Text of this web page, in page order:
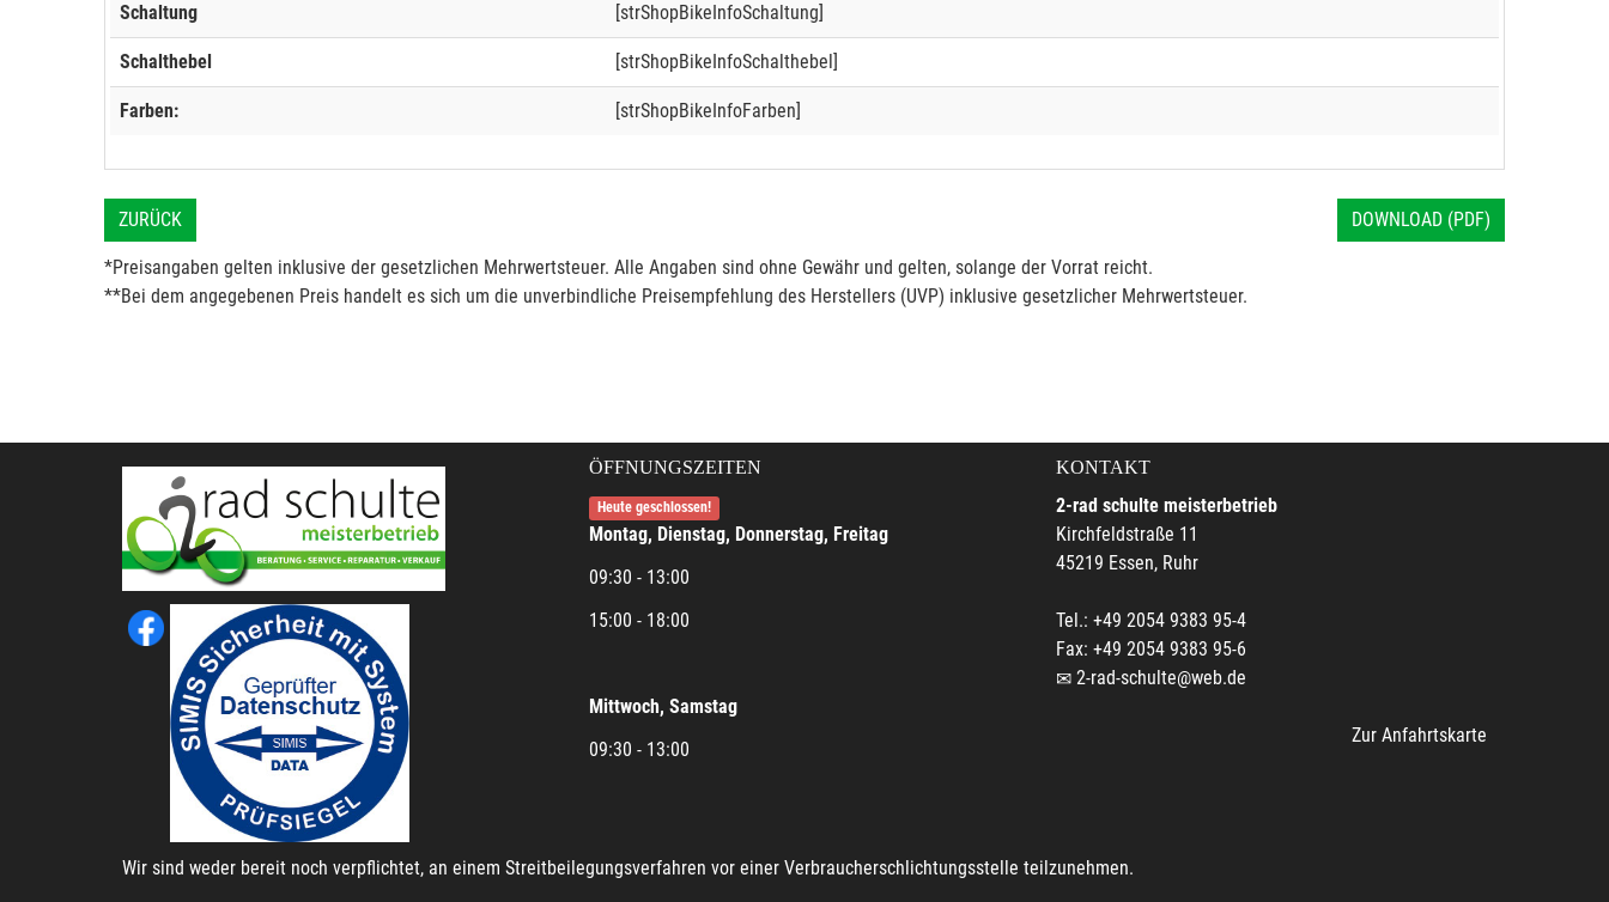
Schaltung [strShopBikeInfoSchaltung]
Schalthebel [strShopBikeInfoSchalthebel]
Farben: [strShopBikeInfoFarben]
ZURÜCK DOWNLOAD (PDF)
*Preisangaben gelten inklusive der gesetzlichen Mehrwertsteuer. Alle Angaben sind ohne Gewähr und gelten, solange der Vorrat reicht.
**Bei dem angegebenen Preis handelt es sich um die unverbindliche Preisempfehlung des Herstellers (UVP) inklusive gesetzlicher Mehrwertsteuer.
ÖFFNUNGSZEITEN
Heute geschlossen!
Montag, Dienstag, Donnerstag, Freitag
09:30 - 13:00
15:00 - 18:00
Mittwoch, Samstag
09:30 - 13:00
KONTAKT
2-rad schulte meisterbetrieb
Kirchfeldstraße 11
45219 Essen, Ruhr
Tel.: +49 2054 9383 95-4
Fax: +49 2054 9383 95-6
2-rad-schulte@web.de
Zur Anfahrtskarte
Wir sind weder bereit noch verpflichtet, an einem Streitbeilegungsverfahren vor einer Verbraucherschlichtungsstelle teilzunehmen.